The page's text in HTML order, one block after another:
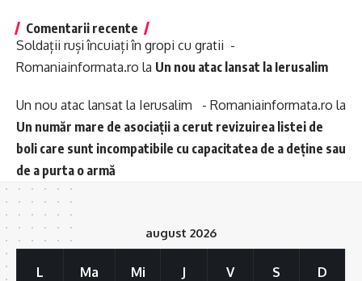
Comentarii recente
Soldații ruși încuiați în gropi cu gratii -
Romaniainformata.ro la Un nou atac lansat la Ierusalim
Un nou atac lansat la Ierusalim - Romaniainformata.ro la
Un număr mare de asociații a cerut revizuirea listei de
boli care sunt incompatibile cu capacitatea de a deține sau
de a purta o armă
august 2026
L Ma Mi J V S D